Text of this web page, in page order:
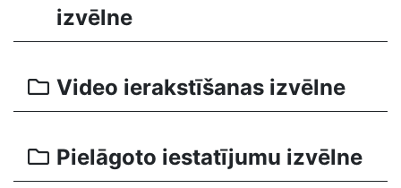
izvēlne
Video ierakstīšanas izvēlne
Pielāgoto iestatījumu izvēlne